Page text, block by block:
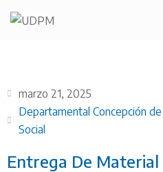
marzo 21, 2025
Departamental Concepción de
Social
Entrega De Material